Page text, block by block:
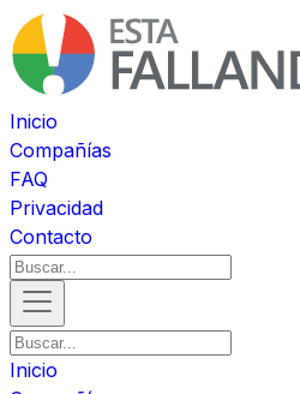
Inicio
Compañías
FAQ
Privacidad
Contacto
Inicio